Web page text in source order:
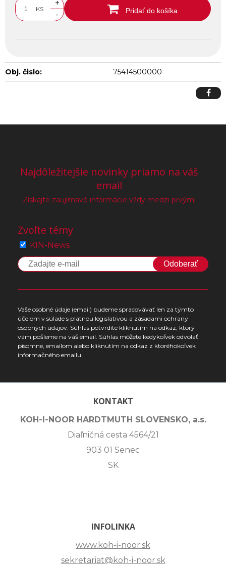
KS
+
-
Pridať do košíka
Obj. čislo: 75414500000
Najdôležitejšie novinky priamo na váš
email
Získajte zaujímavé informácie vždy medzi prvými
Zvoľte témy
KIN-News
Odoberať
Vaše osobné údaje (email) budeme spracovávať len za týmto
účelom v súlade s platnou legislatívou a zásadami ochrany
osobných údajov. Súhlas potvrdíte kliknutím na odkaz, ktorý
vám pošleme na váš email. Súhlas môžete kedykoľvek odvolať
písomne, emailom alebo kliknutím na odkaz z ktoréhokoľvek
informačného emailu.
KONTAKT
KOH-I-NOOR HARDTMUTH SLOVENSKO, a.s.
Diaľničná cesta 4564/21
903 01 Senec
SK
INFOLINKA
www.koh-i-noor.sk
sekretariat@koh-i-noor.sk